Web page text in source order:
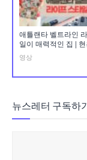
애틀랜타 벨트라인
일이 매력적인 집 |
영상
뉴스레터 구독하기